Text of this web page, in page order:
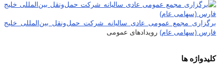
برگزاری مجمع عمومی عادی سالیانه شرکت حمل‌ونقل بین‌المللی خلیج
فارس (سهامی عام) رویدادهای عمومی
کلیدواژه ها